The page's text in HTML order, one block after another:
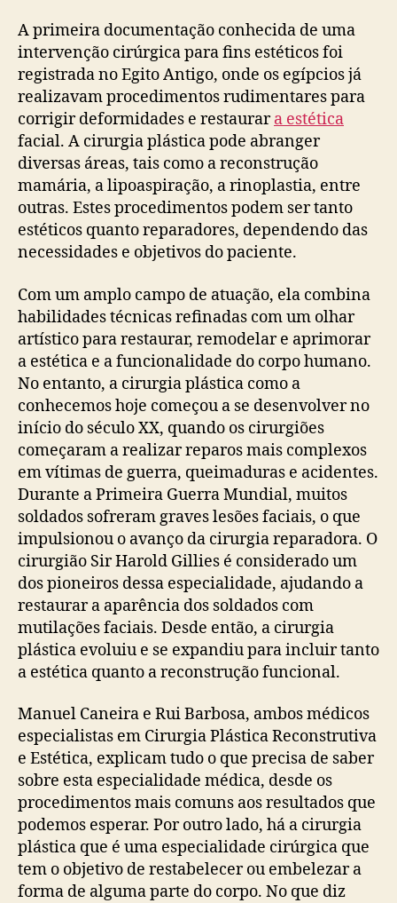
A primeira documentação conhecida de uma
intervenção cirúrgica para fins estéticos foi
registrada no Egito Antigo, onde os egípcios já
realizavam procedimentos rudimentares para
corrigir deformidades e restaurara estética
facial. A cirurgia plástica pode abranger
diversas áreas, tais como a reconstrução
mamária, a lipoaspiração, a rinoplastia, entre
outras. Estes procedimentos podem ser tanto
estéticos quanto reparadores, dependendo das
necessidades e objetivos do paciente.
Com um amplo campo de atuação, ela combina
habilidades técnicas refinadas com um olhar
artístico para restaurar, remodelar e aprimorar
a estética e a funcionalidade do corpo humano.
No entanto, a cirurgia plástica como a
conhecemos hoje começou a se desenvolver no
início do século XX, quando os cirurgiões
começaram a realizar reparos mais complexos
em vítimas de guerra, queimaduras e acidentes.
Durante a Primeira Guerra Mundial, muitos
soldados sofreram graves lesões faciais, o que
impulsionou o avanço da cirurgia reparadora. O
cirurgião Sir Harold Gillies é considerado um
dos pioneiros dessa especialidade, ajudando a
restaurar a aparência dos soldados com
mutilações faciais. Desde então, a cirurgia
plástica evoluiu e se expandiu para incluir tanto
a estética quanto a reconstrução funcional.
Manuel Caneira e Rui Barbosa, ambos médicos
especialistas em Cirurgia Plástica Reconstrutiva
e Estética, explicam tudo o que precisa de saber
sobre esta especialidade médica, desde os
procedimentos mais comuns aos resultados que
podemos esperar. Por outro lado, há a cirurgia
plástica que é uma especialidade cirúrgica que
tem o objetivo de restabelecer ou embelezar a
forma de alguma parte do corpo. No que diz